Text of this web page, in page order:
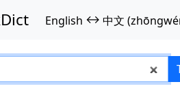
English ↔ 中文
English–中